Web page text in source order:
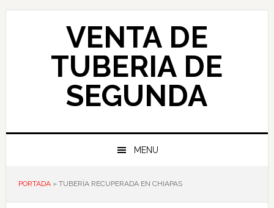
Skip
Skip
Skip
VENTA DE
TUBERIA DE
SEGUNDA
MENU
PORTADA» TUBERÍA RECUPERADA EN CHIAPAS